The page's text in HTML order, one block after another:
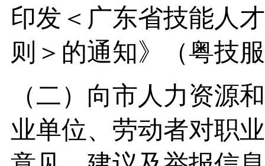
印发＜广东省技能人
则＞的通知》（粤技
（二）向市人力资源
业单位、劳动者对职